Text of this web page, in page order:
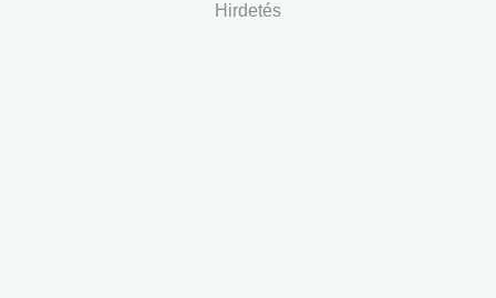
Hirdetés